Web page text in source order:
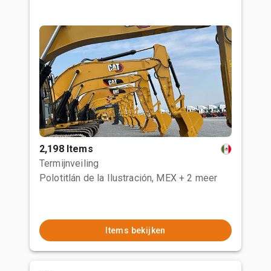
2,198 Items
Termijnveiling
Polotitlán de la Ilustración, MEX + 2 meer
Items bekijken